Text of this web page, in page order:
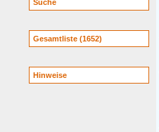
Suche
Gesamtliste (1652)
Hinweise